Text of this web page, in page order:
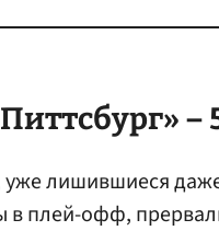
–
лишившиеся
плей-офф,